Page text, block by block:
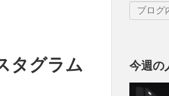
タグラム
今週の